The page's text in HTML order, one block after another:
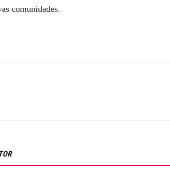
comunidades.